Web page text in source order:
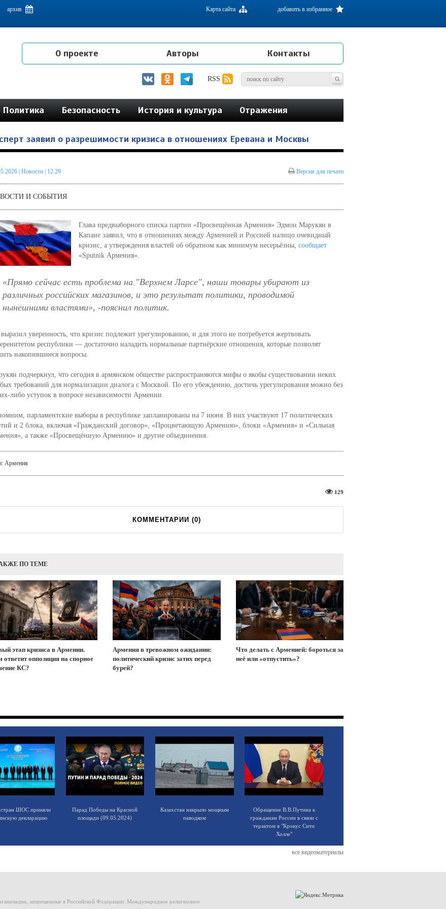
на постсоветском пространстве
архив добавить в избранное
Карта сайта
О проекте Авторы Контакты
RSS
Политика Безопасность История и культура Отражения
заявил о разрешимости кризиса в отношениях Еревана и Москвы
| Новости | 12.29 Версия для печати
И СОБЫТИЯ
Глава предвыборного списка партии «Просвещённая Армения» Эдмон Марукян в
Капане заявил, что в отношениях между Арменией и Россией налицо очевидный
кризис, а утверждения властей об обратном как минимум несерьёзны, сообщает
«Sputnik Армения».
«Прямо сейчас есть проблема на "Верхнем Ларсе", наши товары убирают из
различных российских магазинов, и это результат политики, проводимой
нынешними властями», -пояснил политик.
уверенность, что кризис подлежит урегулированию, и для этого не потребуется жертвовать
республики — достаточно наладить нормальные партнёрские отношения, которые позволят
накопившиеся вопросы.
подчеркнул, что сегодня в армянском обществе распространяются мифы о якобы существовании неких
требований для нормализации диалога с Москвой. По его убеждению, достичь урегулирования можно без
либо уступок в вопросе независимости Армении.
парламентские выборы в республике запланированы на 7 июня. В них участвуют 17 политических
и 2 блока, включая «Гражданский договор», «Процветающую Армению», блоки «Армения» и «Сильная
а также «Просвещённую Армению» и другие объединения.
Армения
129
КОММЕНТАРИИ (0)
ПО ТЕМЕ
этап кризиса в Армении.
ответит оппозиция на спорное
КС?
Армения в тревожном ожидании:
политический кризис затих перед
бурей?
Что делать с Арменией: бороться за
неё или «отпустить»?
ШОС приняли
декларацию
Парад Победы на Красной
площади (09.05.2024)
Казахстан накрыло мощным
паводком
Обращение В.В.Путина к
гражданам России в связи с
терактом в "Крокус Сити
Холле"
все видеоматериалы
запрещенные в Российской Федерации: Международное религиозное